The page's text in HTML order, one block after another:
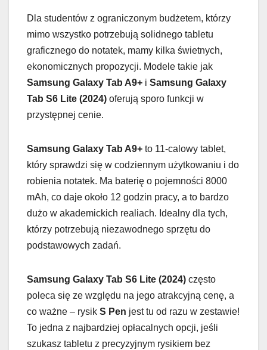
Dla studentów z ograniczonym budżetem, którzy
mimo wszystko potrzebują solidnego tabletu
graficznego do notatek, mamy kilka świetnych,
ekonomicznych propozycji. Modele takie jak
Samsung Galaxy Tab A9+ i Samsung Galaxy
Tab S6 Lite (2024) oferują sporo funkcji w
przystępnej cenie.
Samsung Galaxy Tab A9+ to 11-calowy tablet,
który sprawdzi się w codziennym użytkowaniu i do
robienia notatek. Ma baterię o pojemności 8000
mAh, co daje około 12 godzin pracy, a to bardzo
dużo w akademickich realiach. Idealny dla tych,
którzy potrzebują niezawodnego sprzętu do
podstawowych zadań.
Samsung Galaxy Tab S6 Lite (2024) często
poleca się ze względu na jego atrakcyjną cenę, a
co ważne – rysik S Pen jest tu od razu w zestawie!
To jedna z najbardziej opłacalnych opcji, jeśli
szukasz tabletu z precyzyjnym rysikiem bez